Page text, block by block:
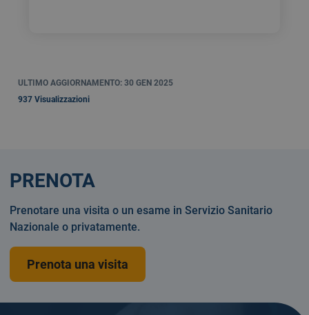
ULTIMO AGGIORNAMENTO: 30 GEN 2025
937 Visualizzazioni
PRENOTA
Prenotare una visita o un esame in Servizio Sanitario
Nazionale o privatamente.
Prenota una visita